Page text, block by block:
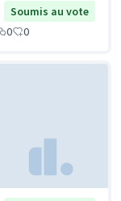
Soumis au vote
0 0